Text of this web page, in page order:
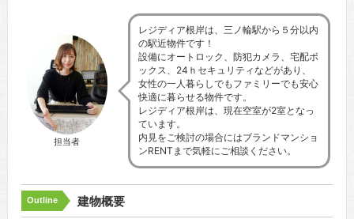
担当者
レジディア根岸は、三ノ輪駅から５分以内
の駅近物件です！
設備にオートロック、防犯カメラ、宅配ボ
ックス、24ｈセキュリティなどがあり、
女性の一人暮らしでもファミリーでも安心
快適に暮らせる物件です。
レジディア根岸は、現在空室が2室となっ
ています。
内見をご検討の場合にはブランドマンショ
ンRENTまで気軽にご相談ください。
Outline 建物概要